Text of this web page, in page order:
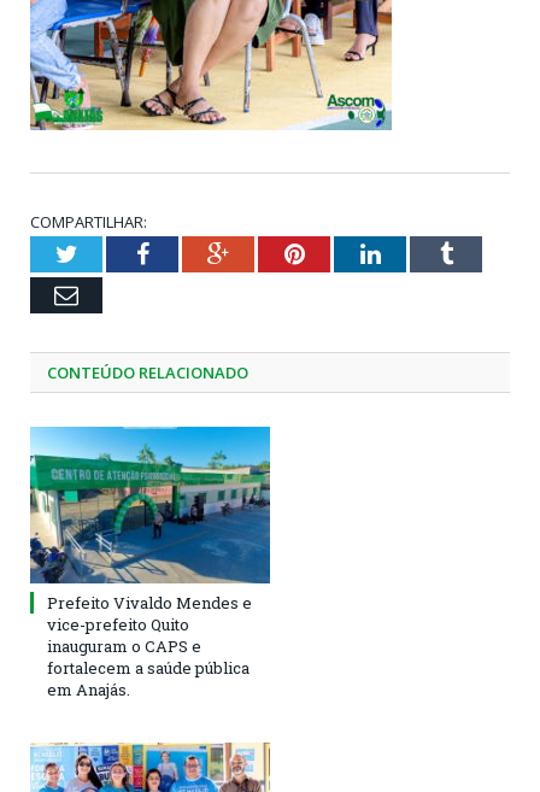
COMPARTILHAR:
TwitterFacebookGoogle+PinterestLinkedInTumblr
Email
CONTEÚDO RELACIONADO
Prefeito Vivaldo Mendes e
vice-prefeito Quito
inauguram o CAPS e
fortalecem a saúde pública
em Anajás.